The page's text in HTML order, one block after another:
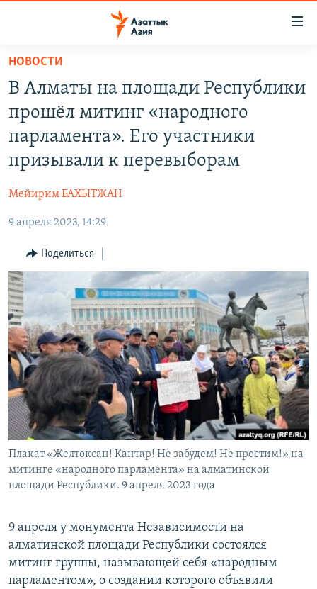
Вернуться
основному
содержанию
Вернутся
главной
Вернутся
ВОЙНА В УКРАИНЕ
КЫРГЫЗЧА
ЎЗБЕКЧА
ТОҶИКӢ
ПОДПИШИТЕСЬ НА НАС В СОЦСЕТЯХ
Все сайты РСЕ/РС
НОВОСТИ
В Алматы на площади Республики
прошёл митинг «народного
парламента». Его участники
призывали к перевыборам
Мейирим БАХЫТЖАН
9 апреля 2023, 14:29
Поделиться
Плакат «Желтоксан! Кантар! Не забудем! Не простим!» на
митинге «народного парламента» на алматинской
площади Республики. 9 апреля 2023 года
9 апреля у монумента Независимости на
алматинской площади Республики состоялся
митинг группы, называющей себя «народным
парламентом», о создании которого объявили